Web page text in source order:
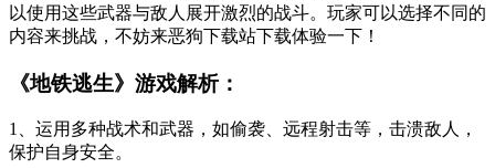
以使用这些武器与敌人展开激烈的战斗。玩家可以选择不同的
内容来挑战，不妨来恶狗下载站下载体验一下！
《地铁逃生》游戏解析：
1、运用多种战术和武器，如偷袭、远程射击等，击溃敌人，
保护自身安全。